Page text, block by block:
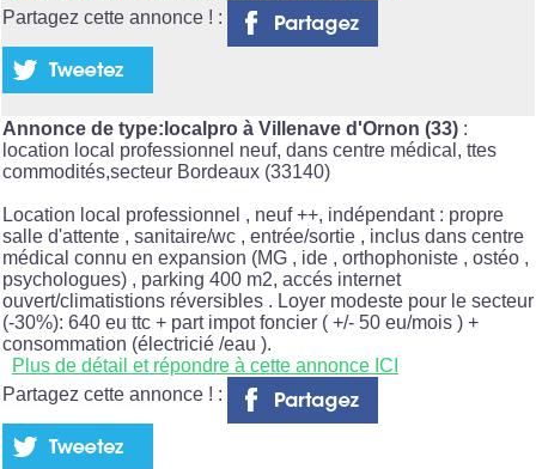
Partagez cette annonce ! :
Annonce de type:localpro à Villenave d'Ornon (33) :
location local professionnel neuf, dans centre médical, ttes
commodités,secteur Bordeaux (33140)
Location local professionnel , neuf ++, indépendant : propre
salle d'attente , sanitaire/wc , entrée/sortie , inclus dans centre
médical connu en expansion (MG , ide , orthophoniste , ostéo ,
psychologues) , parking 400 m2, accés internet
ouvert/climatistions réversibles . Loyer modeste pour le secteur
(-30%): 640 eu ttc + part impot foncier ( +/- 50 eu/mois ) +
consommation (électricié /eau ).
Plus de détail et répondre à cette annonce ICI
Partagez cette annonce ! :